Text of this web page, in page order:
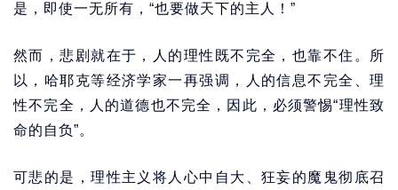
是，即使一无所有，“也要做天下的主人！”
然而，悲剧就在于，人的理性既不完全，也靠不住。所
以，哈耶克等经济学家一再强调，人的信息不完全、理
性不完全，人的道德也不完全，因此，必须警惕“理性致
命的自负”。
可悲的是，理性主义将人心中自大、狂妄的魔鬼彻底召